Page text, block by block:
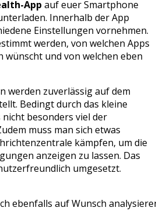
App auf euer Smartphone
Innerhalb der App
Einstellungen vornehmen.
werden, von welchen Apps
und von welchen eben
werden zuverlässig auf dem
Bedingt durch das kleine
besonders viel der
muss man sich etwas
kämpfen, um die
anzeigen zu lassen. Das
umgesetzt.
ebenfalls auf Wunsch